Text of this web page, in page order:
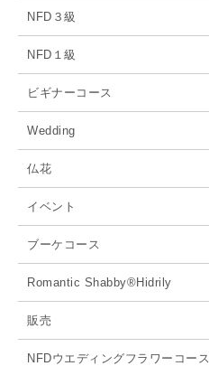
NFD３級
NFD１級
ビギナーコース
Wedding
仏花
イベント
ブーケコース
Romantic Shabby®Hidrily
販売
NFDウエディングフラワーコース